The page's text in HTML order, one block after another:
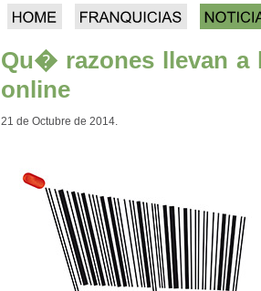
Qu� razones llevan a
online
21 de Octubre de 2014.